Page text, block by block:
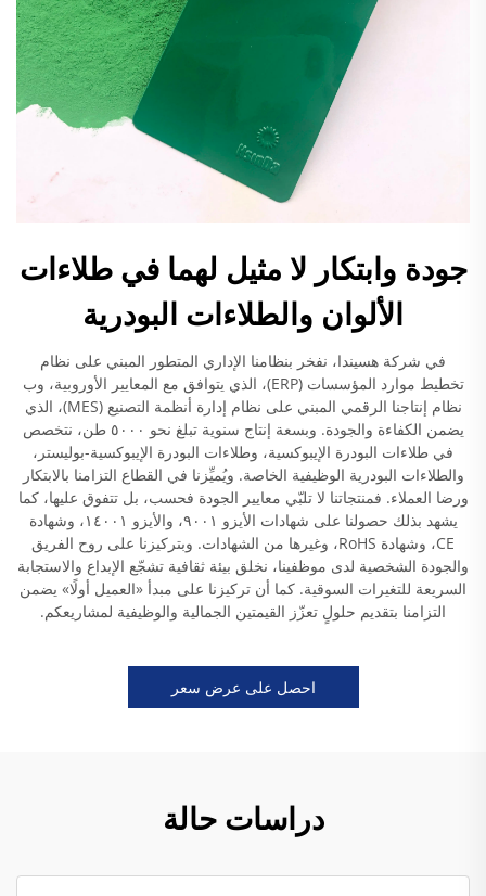
جودة وابتكار لا مثيل لهما في طلاءات
الألوان والطلاءات البودرية
في شركة هسيندا، نفخر بنظامنا الإداري المتطور المبني على نظام
تخطيط موارد المؤسسات (ERP)، الذي يتوافق مع المعايير الأوروبية، وب
نظام إنتاجنا الرقمي المبني على نظام إدارة أنظمة التصنيع (MES)، الذي
يضمن الكفاءة والجودة. وبسعة إنتاج سنوية تبلغ نحو ٥٠٠٠ طن، نتخصص
في طلاءات البودرة الإيبوكسية، وطلاءات البودرة الإيبوكسية-بوليستر،
والطلاءات البودرية الوظيفية الخاصة. ويُميِّزنا في القطاع التزامنا بالابتكار
ورضا العملاء. فمنتجاتنا لا تلبّي معايير الجودة فحسب، بل تتفوق عليها، كما
يشهد بذلك حصولنا على شهادات الأيزو ٩٠٠١، والأيزو ١٤٠٠١، وشهادة
CE، وشهادة RoHS، وغيرها من الشهادات. وبتركيزنا على روح الفريق
والجودة الشخصية لدى موظفينا، نخلق بيئة ثقافية تشجّع الإبداع والاستجابة
السريعة للتغيرات السوقية. كما أن تركيزنا على مبدأ «العميل أولًا» يضمن
التزامنا بتقديم حلولٍ تعزّز القيمتين الجمالية والوظيفية لمشاريعكم.
احصل على عرض سعر
دراسات حالة